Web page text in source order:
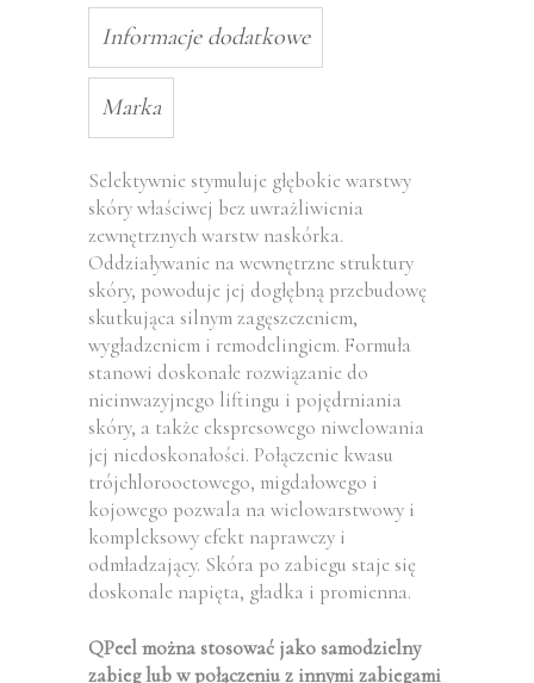
Informacje dodatkowe
Marka
Selektywnie stymuluje głębokie warstwy
skóry właściwej bez uwrażliwienia
zewnętrznych warstw naskórka.
Oddziaływanie na wewnętrzne struktury
skóry, powoduje jej dogłębną przebudowę
skutkująca silnym zagęszczeniem,
wygładzeniem i remodelingiem. Formuła
stanowi doskonałe rozwiązanie do
nieinwazyjnego liftingu i pojędrniania
skóry, a także ekspresowego niwelowania
jej niedoskonałości. Połączenie kwasu
trójchlorooctowego, migdałowego i
kojowego pozwala na wielowarstwowy i
kompleksowy efekt naprawczy i
odmładzający. Skóra po zabiegu staje się
doskonale napięta, gładka i promienna.
QPeel można stosować jako samodzielny
zabieg lub w połączeniu z innymi zabiegami